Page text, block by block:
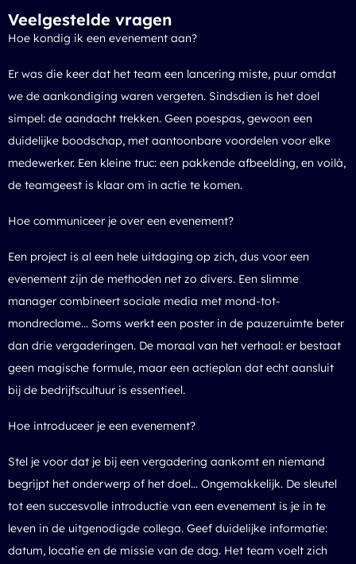
Veelgestelde vragen
Hoe kondig ik een evenement aan?
Er was die keer dat het team een lancering miste, puur omdat
we de aankondiging waren vergeten. Sindsdien is het doel
simpel: de aandacht trekken. Geen poespas, gewoon een
duidelijke boodschap, met aantoonbare voordelen voor elke
medewerker. Een kleine truc: een pakkende afbeelding, en voilà,
de teamgeest is klaar om in actie te komen.
Hoe communiceer je over een evenement?
Een project is al een hele uitdaging op zich, dus voor een
evenement zijn de methoden net zo divers. Een slimme
manager combineert sociale media met mond-tot-
mondreclame… Soms werkt een poster in de pauzeruimte beter
dan drie vergaderingen. De moraal van het verhaal: er bestaat
geen magische formule, maar een actieplan dat echt aansluit
bij de bedrijfscultuur is essentieel.
Hoe introduceer je een evenement?
Stel je voor dat je bij een vergadering aankomt en niemand
begrijpt het onderwerp of het doel… Ongemakkelijk. De sleutel
tot een succesvolle introductie van een evenement is je in te
leven in de uitgenodigde collega. Geef duidelijke informatie:
datum, locatie en de missie van de dag. Het team voelt zich